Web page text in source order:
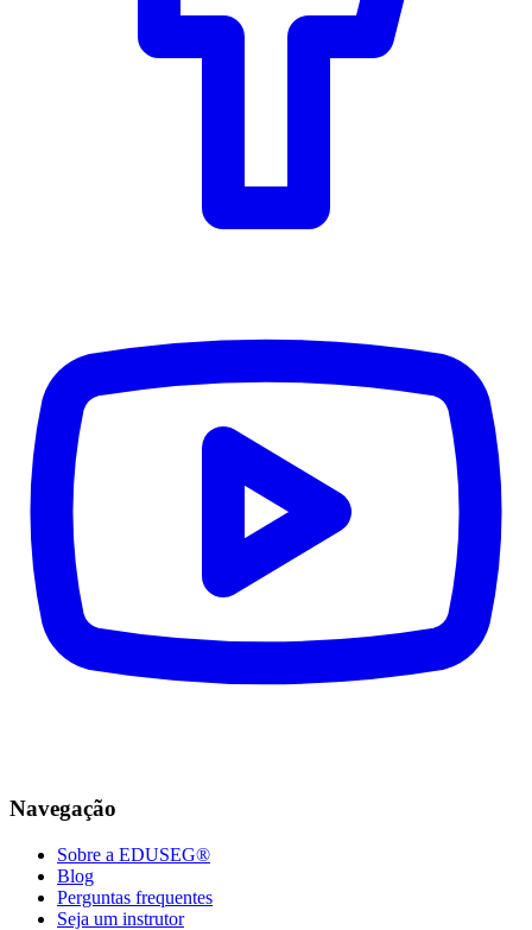
Navegação
Sobre a EDUSEG®
Blog
Perguntas frequentes
Seja um instrutor